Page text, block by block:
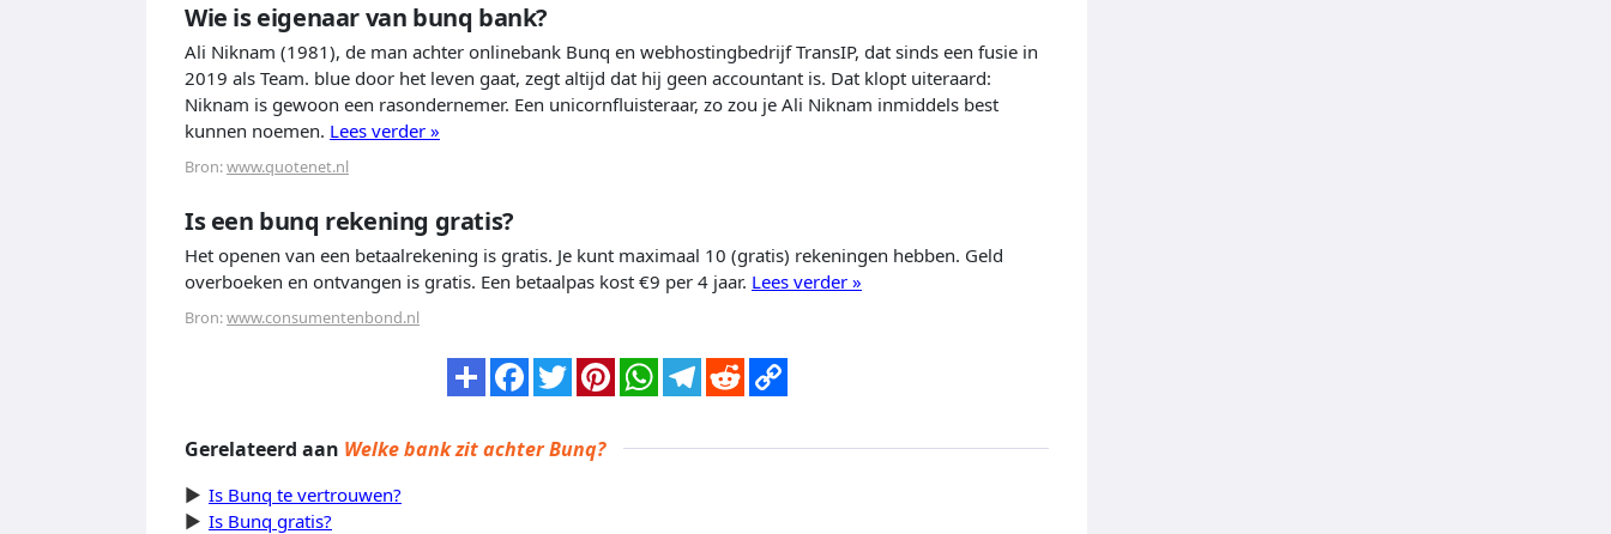
Wie is eigenaar van bunq bank?
Ali Niknam (1981), de man achter onlinebank Bunq en webhostingbedrijf TransIP, dat sinds een fusie in
2019 als Team. blue door het leven gaat, zegt altijd dat hij geen accountant is. Dat klopt uiteraard:
Niknam is gewoon een rasondernemer. Een unicornfluisteraar, zo zou je Ali Niknam inmiddels best
kunnen noemen. Lees verder »
Bron:www.quotenet.nl
Is een bunq rekening gratis?
Het openen van een betaalrekening is gratis. Je kunt maximaal 10 (gratis) rekeningen hebben. Geld
overboeken en ontvangen is gratis. Een betaalpas kost €9 per 4 jaar. Lees verder »
Bron:www.consumentenbond.nl
Gerelateerd aan Welke bank zit achter Bunq?
Is Bunq te vertrouwen?
Is Bunq gratis?